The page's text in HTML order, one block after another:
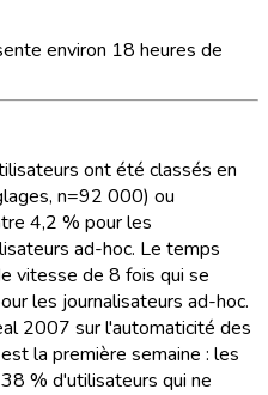
environ 18 heures de
ont été classés en
n=92 000) ou
4,2 % pour les
ad-hoc. Le temps
vitesse de 8 fois qui se
les journalisateurs ad-hoc.
2007 sur l'automaticité des
la première semaine : les
% d'utilisateurs qui ne